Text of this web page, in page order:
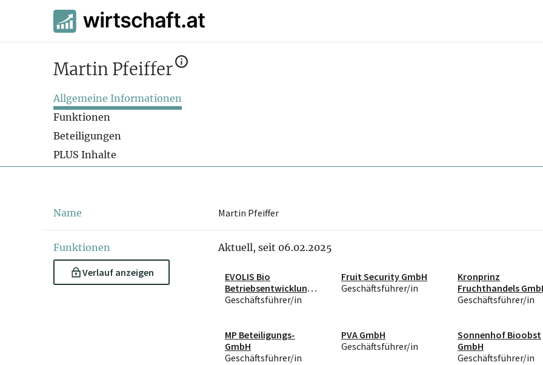
Martin Pfeiffer
Allgemeine Informationen
Funktionen
Beteiligungen
PLUS Inhalte
Name Martin Pfeiffer
Funktionen
Verlauf anzeigen
Aktuell, seit 06.02.2025
EVOLIS Bio
Betriebsentwicklung
& Fruchthandels
Geschäftsführer/in
Fruit Security GmbH
Geschäftsführer/in
Kronprinz
Fruchthandels
Geschäftsführer/in
MP Beteiligungs-
GmbH
Geschäftsführer/in
PVA GmbH
Geschäftsführer/in
Sonnenhof Bioobst
GmbH
Geschäftsführer/in